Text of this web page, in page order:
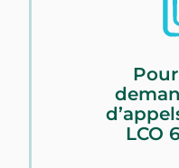
LCO